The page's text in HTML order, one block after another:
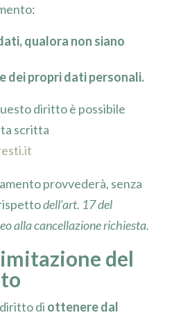
qualora non siano
dei propri dati personali.
diritto è possibile
scritta
provvederà, senza
dell’art. 17 del
alla cancellazione richiesta.
del
di ottenere dal